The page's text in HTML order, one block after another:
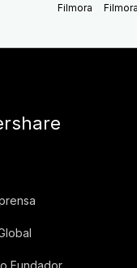
Filmora
Fundador